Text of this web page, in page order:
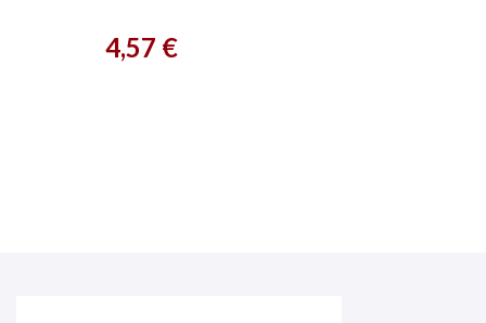
Prix
4,57 €